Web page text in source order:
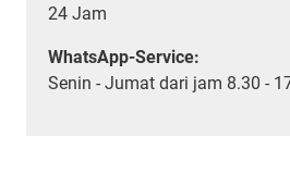
24 Jam
WhatsApp-Service:
Senin - Jumat dari jam 8.30 -